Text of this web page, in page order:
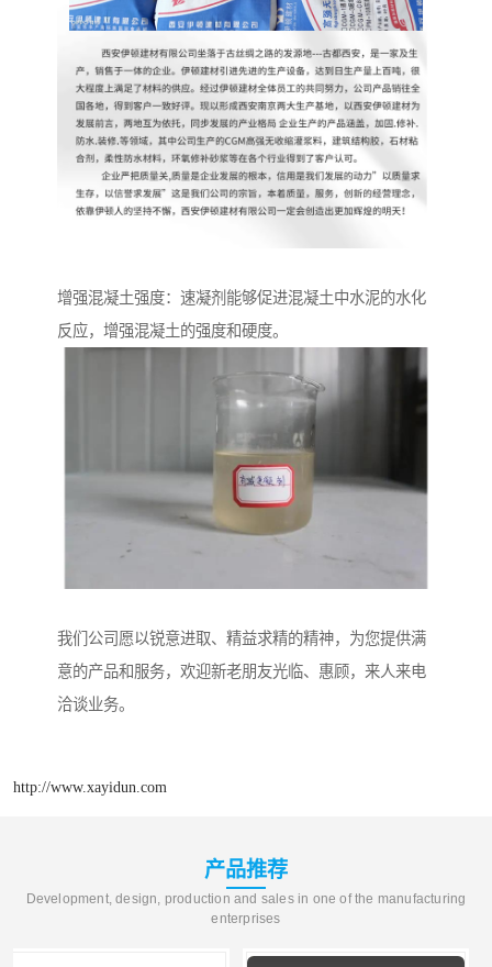
增强混凝土强度：速凝剂能够促进混凝土中水泥的水化
反应，增强混凝土的强度和硬度。
我们公司愿以锐意进取、精益求精的精神，为您提供满
意的产品和服务，欢迎新老朋友光临、惠顾，来人来电
洽谈业务。
http://www.xayidun.com
产品推荐
Development, design, production and sales in one of the manufacturing
enterprises